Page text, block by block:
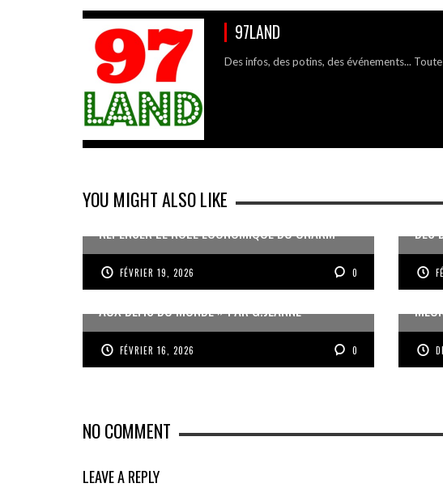
97LAND
Des infos, des potins, des événements...
YOU MIGHT ALSO LIKE
REPENSER LE RÔLE ÉCONOMIQUE DU CNARM
FÉVRIER 19, 2026 0
DES
« UN GOSIER FIER, FORT ET RESPONSABLE FACE
AUX DÉFIS DU MONDE » PAR G.JEANNE
FÉVRIER 16, 2026 0
NO COMMENT
LEAVE A REPLY